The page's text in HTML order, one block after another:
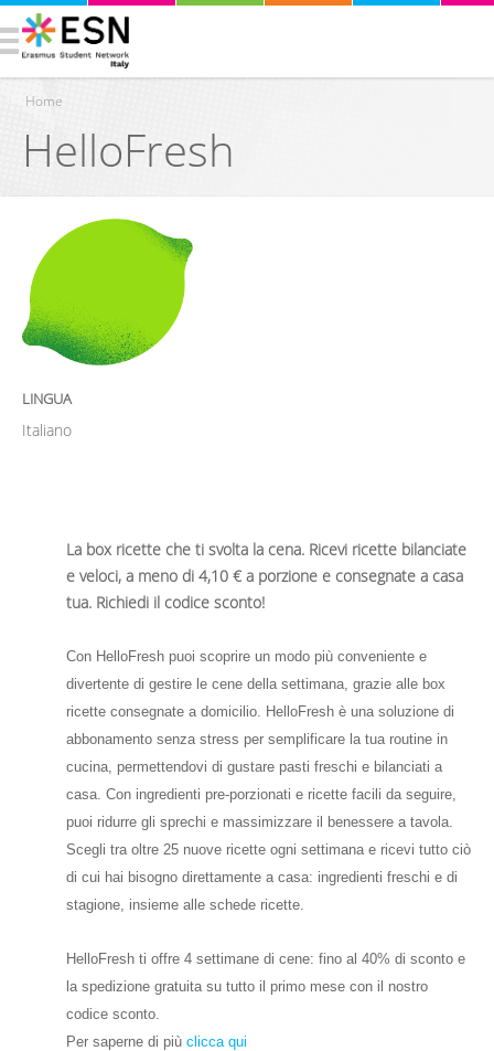
Tu sei qui
Home
HelloFresh
LINGUA
Italiano
La box ricette che ti svolta la cena. Ricevi ricette bilanciate
e veloci, a meno di 4,10 € a porzione e consegnate a casa
tua. Richiedi il codice sconto!
Con HelloFresh puoi scoprire un modo più conveniente e
divertente di gestire le cene della settimana, grazie alle box
ricette consegnate a domicilio. HelloFresh è una soluzione di
abbonamento senza stress per semplificare la tua routine in
cucina, permettendovi di gustare pasti freschi e bilanciati a
casa. Con ingredienti pre-porzionati e ricette facili da seguire,
puoi ridurre gli sprechi e massimizzare il benessere a tavola.
Scegli tra oltre 25 nuove ricette ogni settimana e ricevi tutto ciò
di cui hai bisogno direttamente a casa: ingredienti freschi e di
stagione, insieme alle schede ricette.
HelloFresh ti offre 4 settimane di cene: fino al 40% di sconto e
la spedizione gratuita su tutto il primo mese con il nostro
codice sconto.
Per saperne di più clicca qui